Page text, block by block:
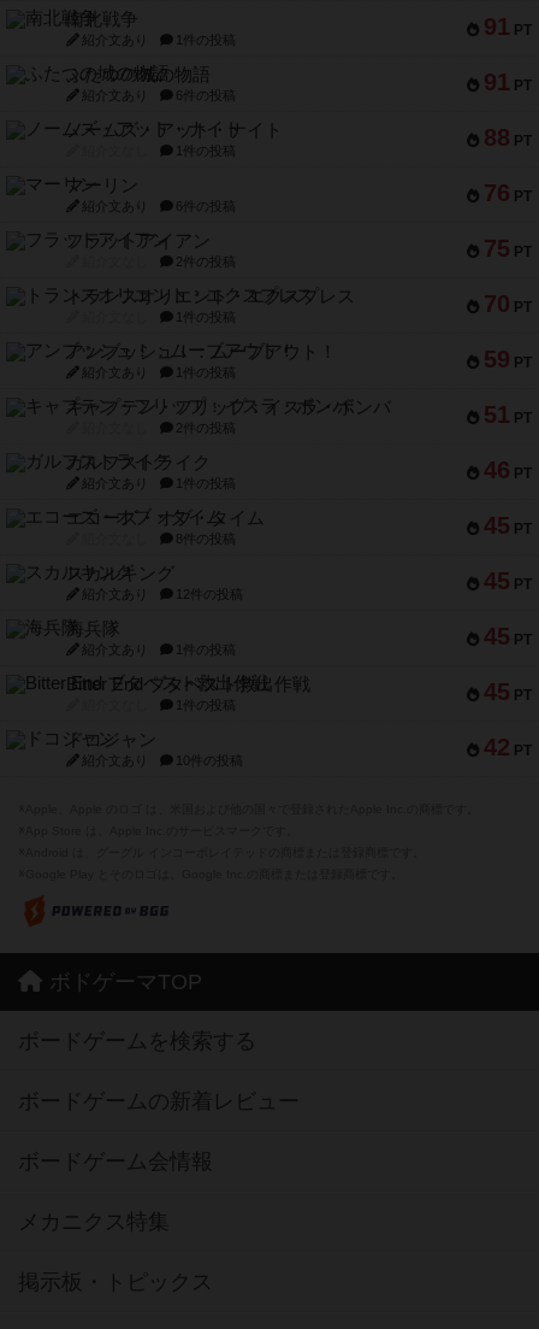
91 PT
南北戦争
紹介文あり 1件の投稿
91 PT
ふたつの城の物語
紹介文あり 6件の投稿
88 PT
ノームズ・アット・ナイト
1件の投稿
76 PT
マーリン
紹介文あり 6件の投稿
75 PT
フラットアイアン
2件の投稿
70 PT
トランスオリエント・エクスプレス
1件の投稿
59 PT
アンブッシュ！：ムーブアウト！
紹介文あり 1件の投稿
51 PT
キャプテン・フリップ：イスラ・ボンバ
2件の投稿
46 PT
ガルフストライク
紹介文あり 1件の投稿
45 PT
エコーズ・オブ・タイム
8件の投稿
45 PT
スカルキング
紹介文あり 12件の投稿
45 PT
海兵隊
紹介文あり 1件の投稿
45 PT
Bitter End ブタペスト救出作戦
1件の投稿
42 PT
ドコジャン
紹介文あり 10件の投稿
ボドゲーマTOP
ボードゲームを検索する
ボードゲームの新着レビュー
ボードゲーム会情報
メカニクス特集
掲示板・トピックス